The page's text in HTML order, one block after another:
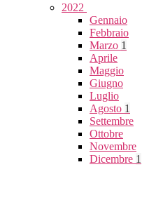
2022
Gennaio
Febbraio
Marzo 1
Aprile
Maggio
Giugno
Luglio
Agosto 1
Settembre
Ottobre
Novembre
Dicembre 1